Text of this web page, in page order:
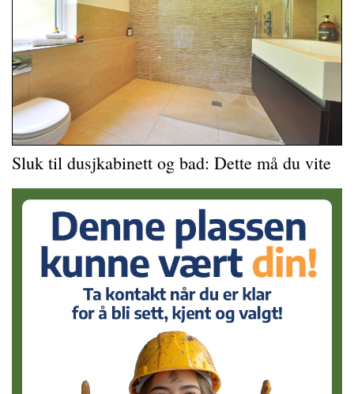
Sluk til dusjkabinett og bad: Dette må du vite